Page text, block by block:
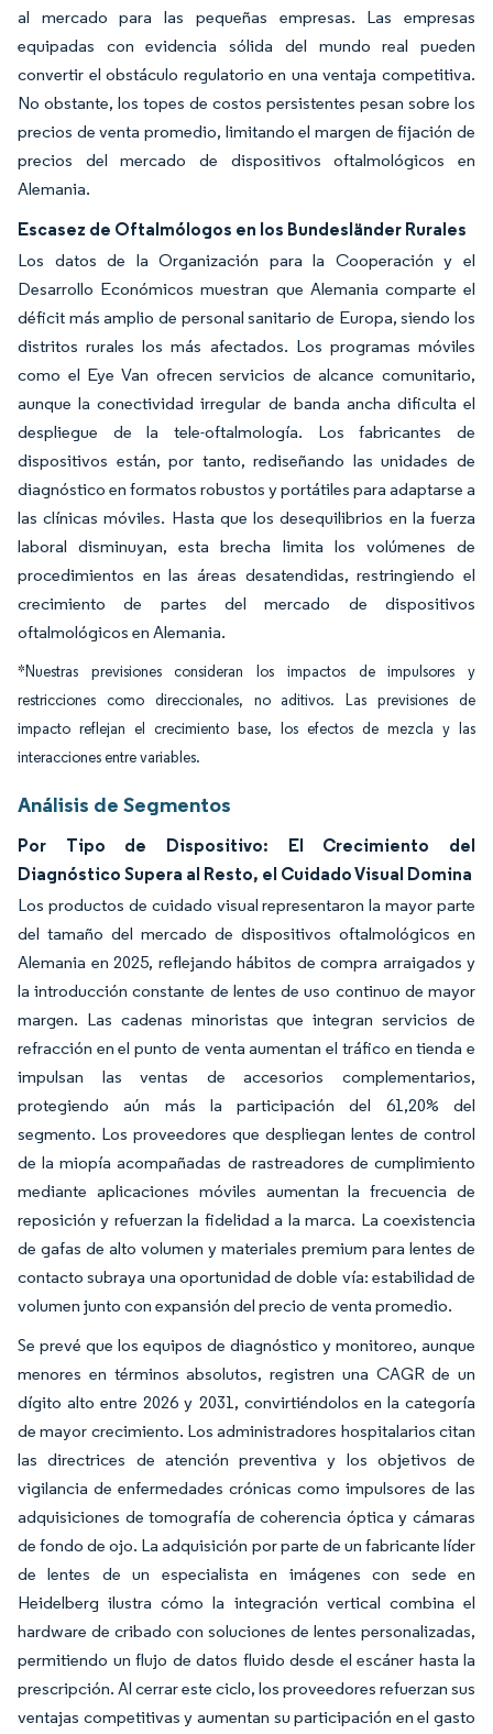
al mercado para las pequeñas empresas. Las empresas
equipadas con evidencia sólida del mundo real pueden
convertir el obstáculo regulatorio en una ventaja competitiva.
No obstante, los topes de costos persistentes pesan sobre los
precios de venta promedio, limitando el margen de fijación de
precios del mercado de dispositivos oftalmológicos en
Alemania.
Escasez de Oftalmólogos en los Bundesländer Rurales
Los datos de la Organización para la Cooperación y el
Desarrollo Económicos muestran que Alemania comparte el
déficit más amplio de personal sanitario de Europa, siendo los
distritos rurales los más afectados. Los programas móviles
como el Eye Van ofrecen servicios de alcance comunitario,
aunque la conectividad irregular de banda ancha dificulta el
despliegue de la tele-oftalmología. Los fabricantes de
dispositivos están, por tanto, rediseñando las unidades de
diagnóstico en formatos robustos y portátiles para adaptarse a
las clínicas móviles. Hasta que los desequilibrios en la fuerza
laboral disminuyan, esta brecha limita los volúmenes de
procedimientos en las áreas desatendidas, restringiendo el
crecimiento de partes del mercado de dispositivos
oftalmológicos en Alemania.
*Nuestras previsiones consideran los impactos de impulsores y
restricciones como direccionales, no aditivos. Las previsiones de
impacto reflejan el crecimiento base, los efectos de mezcla y las
interacciones entre variables.
Análisis de Segmentos
Por Tipo de Dispositivo: El Crecimiento del
Diagnóstico Supera al Resto, el Cuidado Visual Domina
Los productos de cuidado visual representaron la mayor parte
del tamaño del mercado de dispositivos oftalmológicos en
Alemania en 2025, reflejando hábitos de compra arraigados y
la introducción constante de lentes de uso continuo de mayor
margen. Las cadenas minoristas que integran servicios de
refracción en el punto de venta aumentan el tráfico en tienda e
impulsan las ventas de accesorios complementarios,
protegiendo aún más la participación del 61,20% del
segmento. Los proveedores que despliegan lentes de control
de la miopía acompañadas de rastreadores de cumplimiento
mediante aplicaciones móviles aumentan la frecuencia de
reposición y refuerzan la fidelidad a la marca. La coexistencia
de gafas de alto volumen y materiales premium para lentes de
contacto subraya una oportunidad de doble vía: estabilidad de
volumen junto con expansión del precio de venta promedio.
Se prevé que los equipos de diagnóstico y monitoreo, aunque
menores en términos absolutos, registren una CAGR de un
dígito alto entre 2026 y 2031, convirtiéndolos en la categoría
de mayor crecimiento. Los administradores hospitalarios citan
las directrices de atención preventiva y los objetivos de
vigilancia de enfermedades crónicas como impulsores de las
adquisiciones de tomografía de coherencia óptica y cámaras
de fondo de ojo. La adquisición por parte de un fabricante líder
de lentes de un especialista en imágenes con sede en
Heidelberg ilustra cómo la integración vertical combina el
hardware de cribado con soluciones de lentes personalizadas,
permitiendo un flujo de datos fluido desde el escáner hasta la
prescripción. Al cerrar este ciclo, los proveedores refuerzan sus
ventajas competitivas y aumentan su participación en el gasto